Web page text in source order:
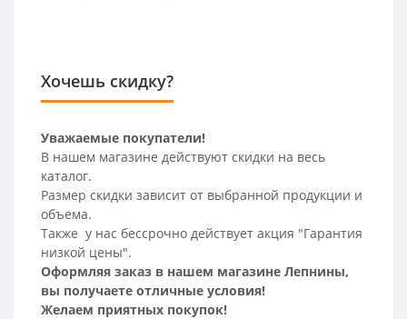
Хочешь скидку?
Уважаемые покупатели!
В нашем магазине действуют скидки на весь
каталог.
Размер скидки зависит от выбранной продукции и
объема.
Также у нас бессрочно действует акция "Гарантия
низкой цены".
Оформляя заказ в нашем магазине Лепнины,
вы получаете отличные условия!
Желаем приятных покупок!